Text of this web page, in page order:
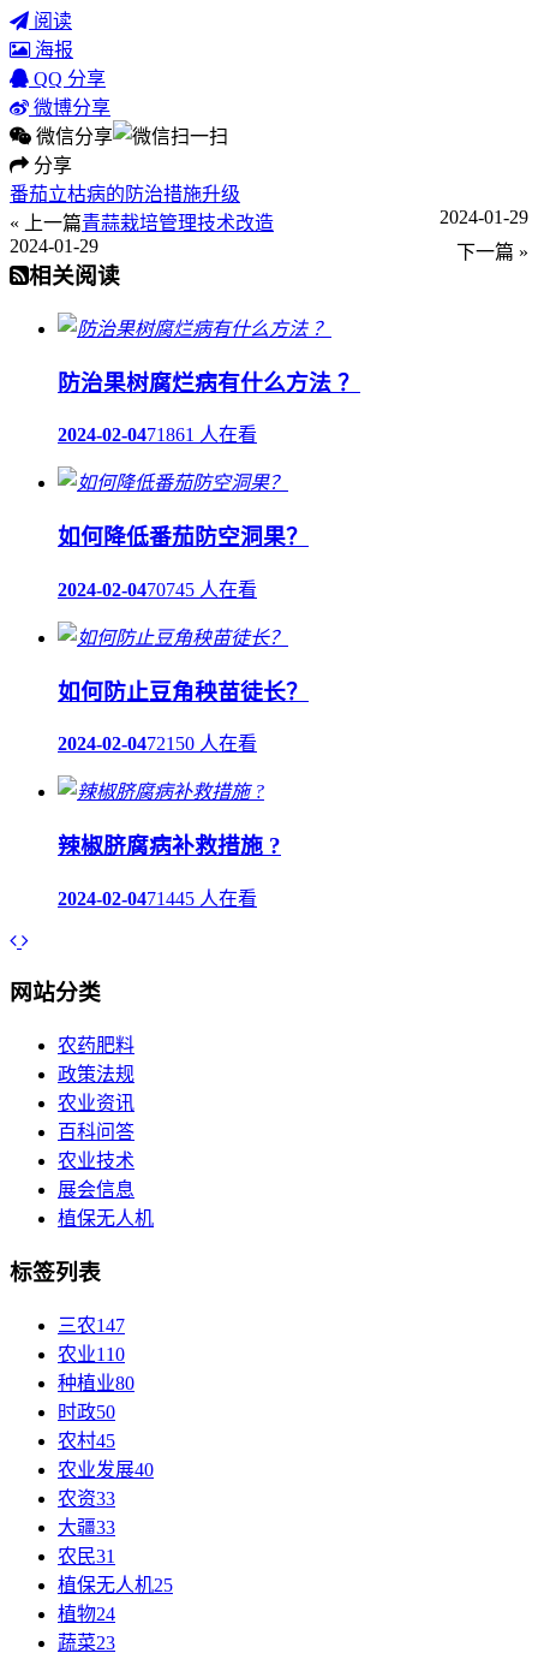
阅读
海报
QQ 分享
微博分享
微信分享
分享
番茄立枯病的防治措施升级
« 上一篇
2024-01-29
青蒜栽培管理技术改造
下一篇 »
2024-01-29
相关阅读
防治果树腐烂病有什么方法 ？
2024-02-0471861 人在看
如何降低番茄防空洞果？
2024-02-0470745 人在看
如何防止豆角秧苗徒长？
2024-02-0472150 人在看
辣椒脐腐病补救措施 ?
2024-02-0471445 人在看
网站分类
农药肥料
政策法规
农业资讯
百科问答
农业技术
展会信息
植保无人机
标签列表
三农147
农业110
种植业80
时政50
农村45
农业发展40
农资33
大疆33
农民31
植保无人机25
植物24
蔬菜23